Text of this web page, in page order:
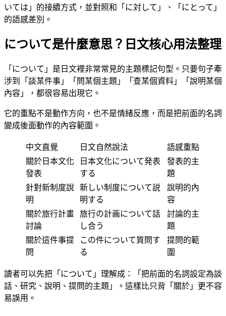
いては」的接續方式，並對照和「に対して」、「にとって」
的語感差別。
について是什麼意思？日文核心用法整理
「について」是日文裡非常常見的主題標記句型。只要句子牽
涉到「談某件事」「問某個主題」「查某個資料」「說明某個
內容」，都很容易出現它。
它的重點不是動作方向，也不是情緒反應，而是把前面的名詞
變成後面動作的內容範圍。
中文直覺 日文自然說法
語感重點
關於日本文化
發表
日本文化について発表
する
發表的主
題
針對新制度說
明
新しい制度について説
明する
說明的內
容
關於旅行計畫
討論
旅行の計画について話
し合う
討論的主
題
關於這件事提
問
この件について質問す
る
提問的範
圍
讀者可以先把「について」理解成：「把前面的名詞設定為談
話、研究、說明、提問的主題」。這樣比只背「關於」更不容
易誤用。